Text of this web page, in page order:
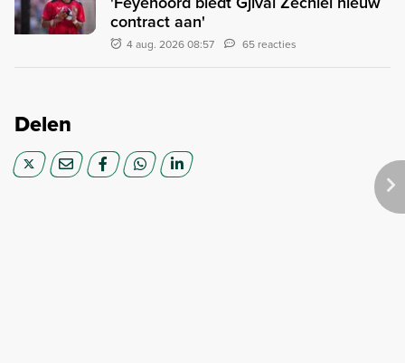
contract aan'
4 aug. 2026 08:57 65 reacties
Delen